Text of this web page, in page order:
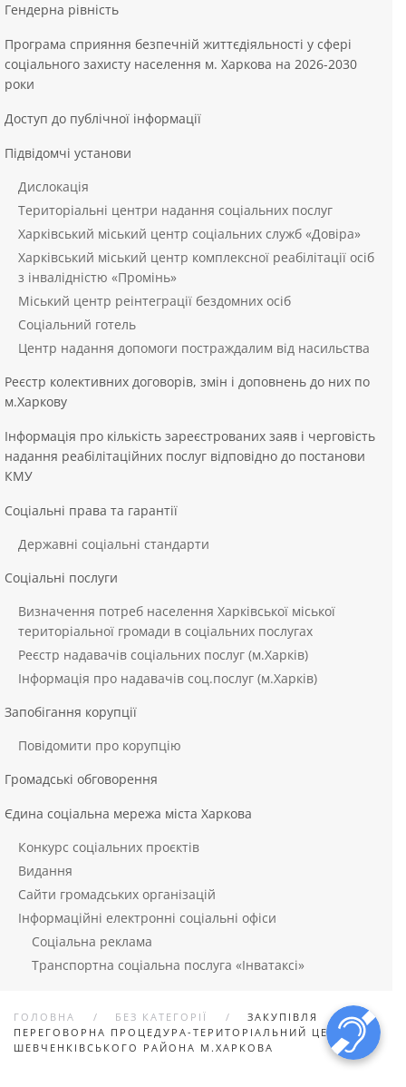
Гендерна рівність
Програма сприяння безпечній життєдіяльності у сфері
соціального захисту населення м. Харкова на 2026-2030
роки
Доступ до публічної інформації
Підвідомчі установи
Дислокація
Територіальні центри надання соціальних послуг
Харківський міський центр соціальних служб «Довіра»
Харківський міський центр комплексної реабілітації осіб
з інвалідністю «Промінь»
Міський центр реінтеграції бездомних осіб
Соціальний готель
Центр надання допомоги постраждалим від насильства
Реєстр колективних договорів, змін і доповнень до них по
м.Харкову
Інформація про кількість зареєстрованих заяв і черговість
надання реабілітаційних послуг відповідно до постанови
КМУ
Соціальні права та гарантії
Державні соціальні стандарти
Соціальні послуги
Визначення потреб населення Харківської міської
територіальної громади в соціальних послугах
Реєстр надавачів соціальних послуг (м.Харків)
Інформація про надавачів соц.послуг (м.Харків)
Запобігання корупції
Повідомити про корупцію
Громадські обговорення
Єдина соціальна мережа міста Харкова
Конкурс соціальних проєктів
Видання
Сайти громадських організацій
Інформаційні електронні соціальні офіси
Соціальна реклама
Транспортна соціальна послуга «Інватаксі»
ГОЛОВНА БЕЗ КАТЕГОРІЇ
ЗАКУПІВЛЯ
ПЕРЕГОВОРНА ПРОЦЕДУРА-ТЕРИТОРІАЛЬНИЙ ЦЕНТР
ШЕВЧЕНКІВСЬКОГО РАЙОНА М.ХАРКОВА